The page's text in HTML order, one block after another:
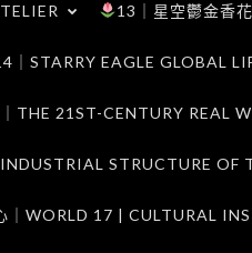
13｜星空鬱金香
｜STARRY EAGLE GLOBAL
THE 21ST-CENTURY REAL
STRUCTURE OF
WORLD 17 | CULTURAL